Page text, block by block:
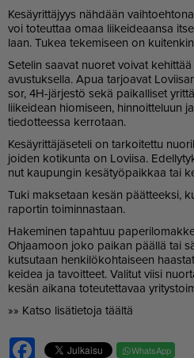
Ke­säy­rit­tä­jyys näh­dään
voi to­teut­taa omaa lii­kei­de­aan­sa
laan. Tu­kea te­ke­mi­seen on
Se­te­lin saa­vat nuo­ret voi­vat
avus­tuk­sel­la. Apua tar­jo­a­vat
sor, 4H-jär­jes­tö sekä pai­kal­li­set
lii­kei­de­an hi­o­mi­seen, hin­noit­te­luun
tie­dot­tees­sa ker­ro­taan.
Ke­säy­rit­tä­jä­se­te­li on tar­koi­tet­tu
joi­den ko­ti­kun­ta on Lo­vii­sa.
nut kau­pun­gin ke­sä­työ­paik­kaa tai
Tuki mak­se­taan ke­sän päät­teek­si,
ra­por­tin toi­min­nas­taan.
Ha­ke­mi­nen ta­pah­tuu
Oh­jaa­moon joko pai­kan pääl­lä tai
kut­su­taan hen­ki­lö­koh­tai­seen
kei­dea ja ta­voit­teet. Va­li­tut vii­si
ke­sän ai­ka­na to­teu­tet­ta­vaa
»» Kat­so li­sä­tie­to­ja tääl­tä
Facebook WhatsApp